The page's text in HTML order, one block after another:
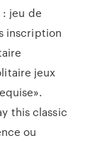
: jeu de
inscription
jeux
this classic
ou